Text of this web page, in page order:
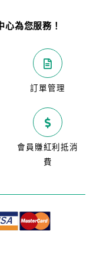
為您服務！
訂單管理
會員賺紅利抵消
費